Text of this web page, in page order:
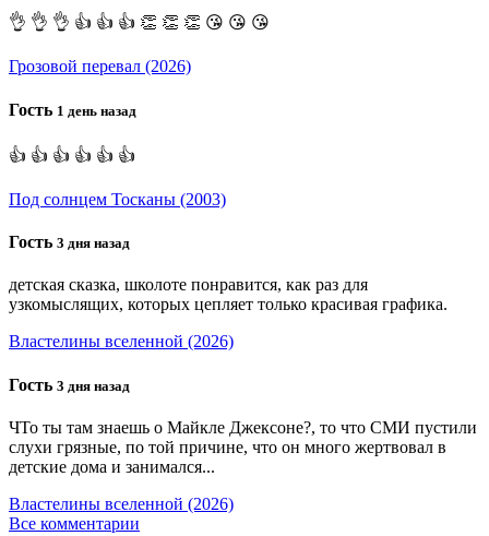
👌 👌 👌 👍 👍 👍 👏 👏 👏 😘 😘 😘
Грозовой перевал (2026)
Гость 1 день назад
👍 👍 👍 👍 👍 👍
Под солнцем Тосканы (2003)
Гость 3 дня назад
детская сказка, школоте понравится, как раз для
узкомыслящих, которых цепляет только красивая графика.
Властелины вселенной (2026)
Гость 3 дня назад
ЧТо ты там знаешь о Майкле Джексоне?, то что СМИ пустили
слухи грязные, по той причине, что он много жертвовал в
детские дома и занимался...
Властелины вселенной (2026)
Все комментарии